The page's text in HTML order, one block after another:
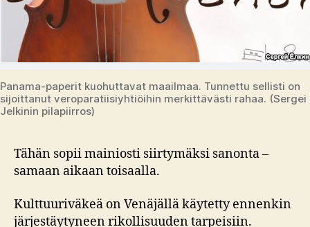
Panama-paperit kuohuttavat maailmaa. Tunnettu sellisti on
sijoittanut veroparatiisiyhtiöihin merkittävästi rahaa. (Sergei
Jelkinin pilapiirros)
Tähän sopii mainiosti siirtymäksi sanonta –
samaan aikaan toisaalla.
Kulttuuriväkeä on Venäjällä käytetty ennenkin
järjestäytyneen rikollisuuden tarpeisiin.